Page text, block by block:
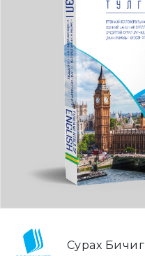
Сурах Бичиг